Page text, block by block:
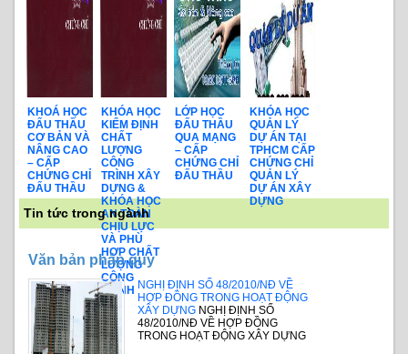
KHOÁ HỌC
ĐẤU THẦU
CƠ BẢN VÀ
NÂNG CAO
– CẤP
CHỨNG CHỈ
ĐẤU THẦU
KHÓA HỌC
KIỂM ĐỊNH
CHẤT
LƯỢNG
CÔNG
TRÌNH XÂY
DỰNG &
KHÓA HỌC
AN TOÀN
CHỊU LỰC
VÀ PHÙ
HỢP CHẤT
LƯỢNG
CÔNG
TRÌNH
LỚP HỌC
ĐẤU THẦU
QUA MẠNG
– CẤP
CHỨNG CHỈ
ĐẤU THẦU
KHÓA HỌC
QUẢN LÝ
DỰ ÁN TẠI
TPHCM CẤP
CHỨNG CHỈ
QUẢN LÝ
DỰ ÁN XÂY
DỰNG
Tin tức trong ngành
Văn bản pháp quy
NGHỊ ĐỊNH SỐ 48/2010/NĐ VỀ
HỢP ĐỒNG TRONG HOẠT ĐỘNG
XÂY DỰNG NGHỊ ĐỊNH SỐ
48/2010/NĐ VỀ HỢP ĐỒNG
TRONG HOẠT ĐỘNG XÂY DỰNG